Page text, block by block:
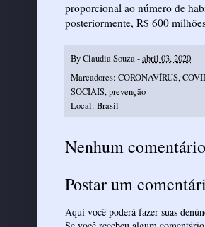
proporcional ao número de
posteriormente, R$ 600
ByClaudia Souza-abril 03, 2020
Marcadores: CORONAVÍRUS,
SOCIAIS,prevenção
Local: Brasil
Nenhum
Postar um
Aqui você poderá fazer suas